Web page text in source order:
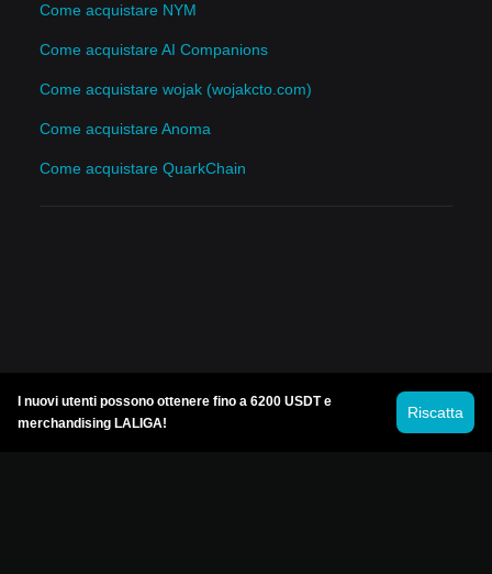
Come acquistare NYM
Come acquistare AI Companions
Come acquistare wojak (wojakcto.com)
Come acquistare Anoma
Come acquistare QuarkChain
I nuovi utenti possono ottenere fino a 6200 USDT e
merchandising LALIGA!
Riscatta